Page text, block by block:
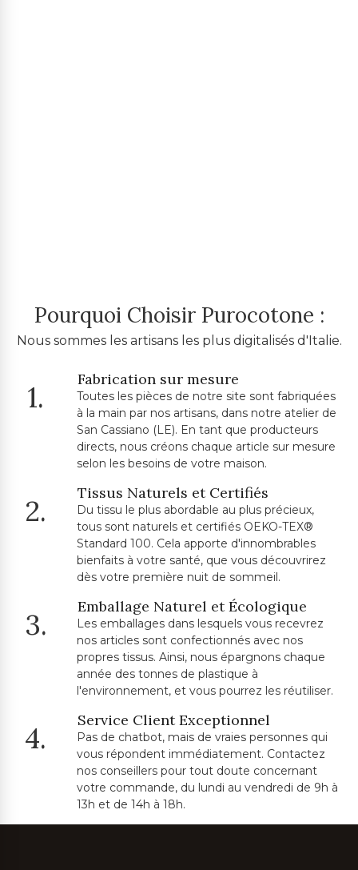
Pourquoi Choisir Purocotone :
Nous sommes les artisans les plus digitalisés d'Italie.
1.
Fabrication sur mesure
Toutes les pièces de notre site sont fabriquées
à la main par nos artisans, dans notre atelier de
San Cassiano (LE). En tant que producteurs
directs, nous créons chaque article sur mesure
selon les besoins de votre maison.
2.
Tissus Naturels et Certifiés
Du tissu le plus abordable au plus précieux,
tous sont naturels et certifiés OEKO-TEX®
Standard 100. Cela apporte d'innombrables
bienfaits à votre santé, que vous découvrirez
dès votre première nuit de sommeil.
3.
Emballage Naturel et Écologique
Les emballages dans lesquels vous recevrez
nos articles sont confectionnés avec nos
propres tissus. Ainsi, nous épargnons chaque
année des tonnes de plastique à
l'environnement, et vous pourrez les réutiliser.
4.
Service Client Exceptionnel
Pas de chatbot, mais de vraies personnes qui
vous répondent immédiatement. Contactez
nos conseillers pour tout doute concernant
votre commande, du lundi au vendredi de 9h à
13h et de 14h à 18h.